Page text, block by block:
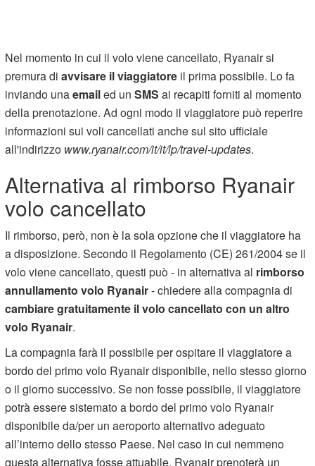
Nel momento in cui il volo viene cancellato, Ryanair si
premura diavvisare il viaggiatore il prima possibile. Lo fa
inviando unaemailed unSMSai recapiti forniti al momento
della prenotazione. Ad ogni modo il viaggiatore può reperire
informazioni sui voli cancellati anche sul sito ufficiale
all'indirizzo www.ryanair.com/it/it/lp/travel-updates.
Alternativa al rimborso Ryanair
volo cancellato
Il rimborso, però, non è la sola opzione che il viaggiatore ha
a disposizione. Secondo il Regolamento (CE) 261/2004 se il
volo viene cancellato, questi può - in alternativa al rimborso
annullamento volo Ryanair- chiedere alla compagnia di
cambiare gratuitamente il volo cancellato con un altro
volo Ryanair.
La compagnia farà il possibile per ospitare il viaggiatore a
bordo del primo volo Ryanair disponibile, nello stesso giorno
o il giorno successivo. Se non fosse possibile, il viaggiatore
potrà essere sistemato a bordo del primo volo Ryanair
disponibile da/per un aeroporto alternativo adeguato
all’interno dello stesso Paese. Nel caso in cui nemmeno
questa alternativa fosse attuabile, Ryanair prenoterà un